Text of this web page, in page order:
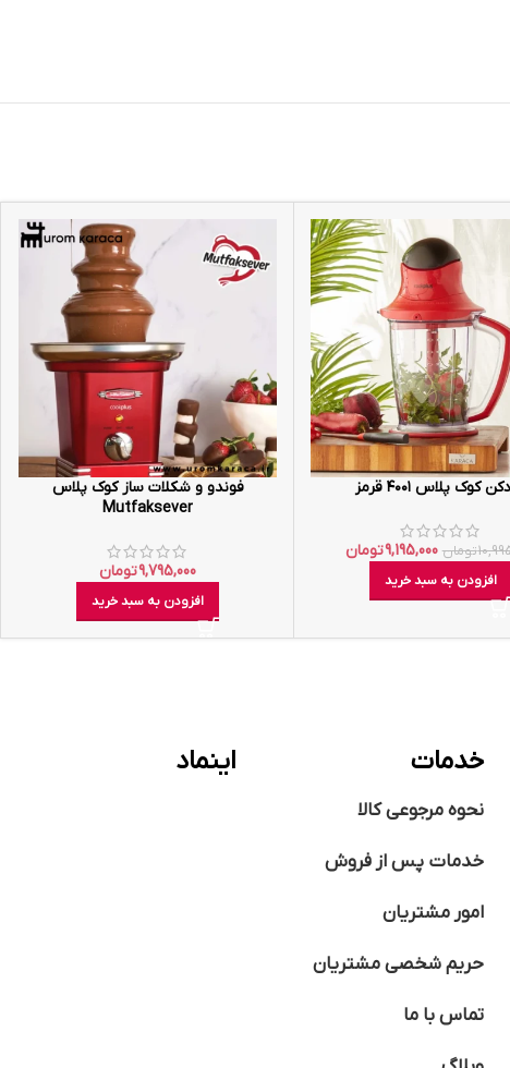
کوک پلاس ۴۰۰۱ قرمز
تومان 9,195,000تومان
افزودن به سبد خرید
فوندو و شکلات ساز کوک پلاس
Mutfaksever
9,795,000تومان
افزودن به سبد خرید
خدمات
نحوه مرجوعی کالا
خدمات پس از فروش
امور مشتریان
حریم شخصی مشتریان
تماس با ما
اینماد